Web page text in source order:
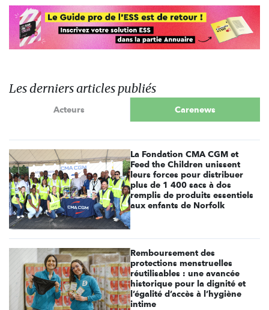
Les derniers articles publiés
Acteurs Carenews
La Fondation CMA CGM et
Feed the Children unissent
leurs forces pour distribuer
plus de 1 400 sacs à dos
remplis de produits essentiels
aux enfants de Norfolk
Remboursement des
protections menstruelles
réutilisables : une avancée
historique pour la dignité et
l’égalité d’accès à l’hygiène
intime